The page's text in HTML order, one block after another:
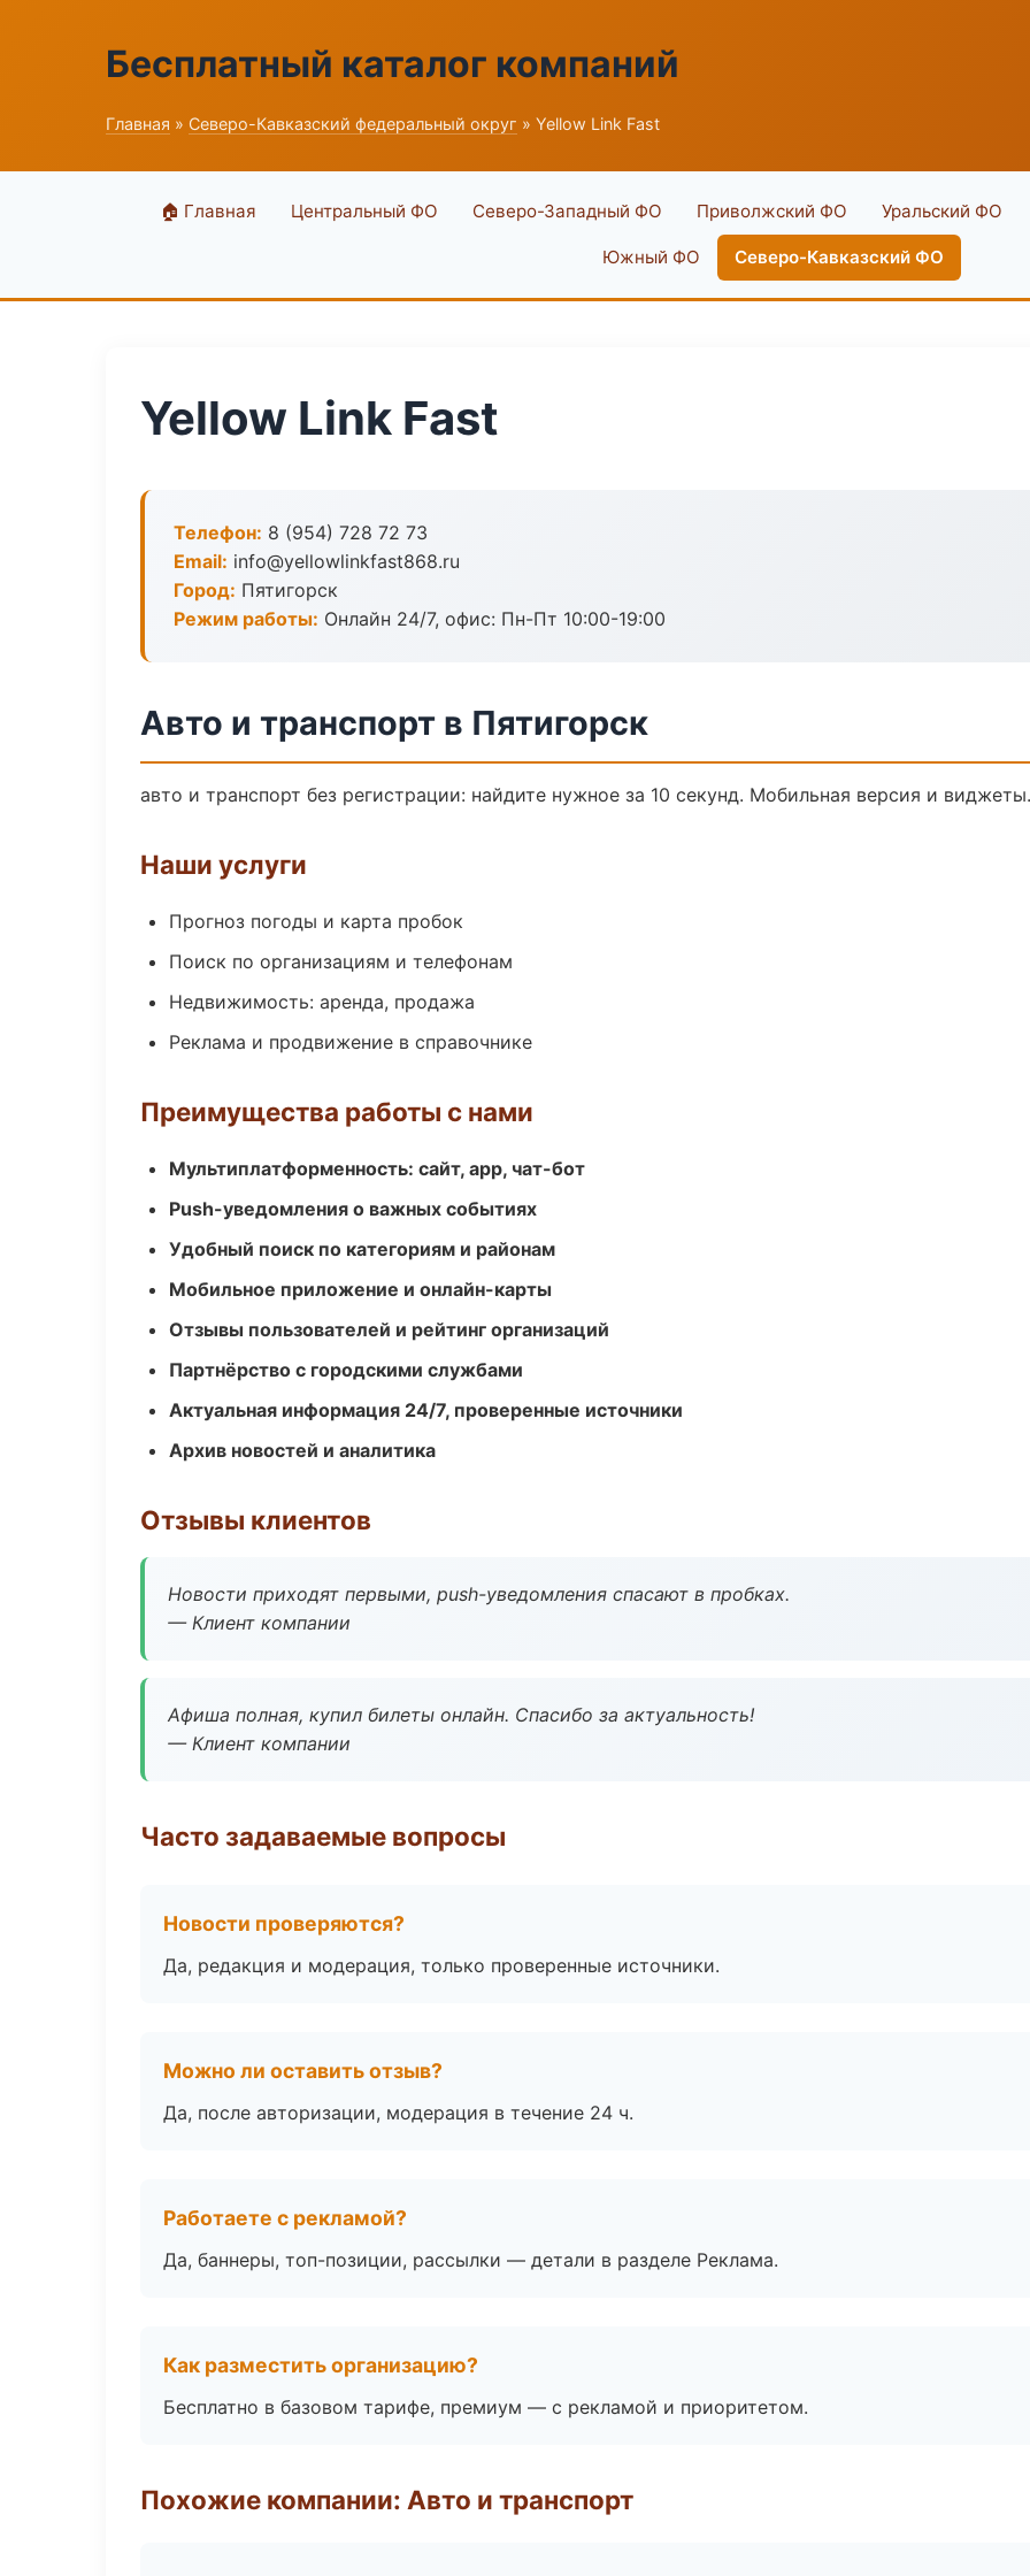
Бесплатный каталог компаний
Главная » Северо-Кавказский федеральный округ » Yellow Link Fast
🏠 Главная Центральный ФО Северо-Западный ФО Приволжский ФО Уральский ФО
Южный ФО Северо-Кавказский ФО
Yellow Link Fast
Телефон: 8 (954) 728 72 73
Email: info@yellowlinkfast868.ru
Город: Пятигорск
Режим работы: Онлайн 24/7, офис: Пн-Пт 10:00-19:00
Авто и транспорт в Пятигорск
авто и транспорт без регистрации: найдите нужное за 10 секунд. Мобильная версия и виджеты.
Наши услуги
Прогноз погоды и карта пробок
Поиск по организациям и телефонам
Недвижимость: аренда, продажа
Реклама и продвижение в справочнике
Преимущества работы с нами
Мультиплатформенность: сайт, app, чат-бот
Push-уведомления о важных событиях
Удобный поиск по категориям и районам
Мобильное приложение и онлайн-карты
Отзывы пользователей и рейтинг организаций
Партнёрство с городскими службами
Актуальная информация 24/7, проверенные источники
Архив новостей и аналитика
Отзывы клиентов
Новости приходят первыми, push-уведомления спасают в пробках.
— Клиент компании
Афиша полная, купил билеты онлайн. Спасибо за актуальность!
— Клиент компании
Часто задаваемые вопросы
Новости проверяются?
Да, редакция и модерация, только проверенные источники.
Можно ли оставить отзыв?
Да, после авторизации, модерация в течение 24 ч.
Работаете с рекламой?
Да, баннеры, топ-позиции, рассылки — детали в разделе Реклама.
Как разместить организацию?
Бесплатно в базовом тарифе, премиум — с рекламой и приоритетом.
Похожие компании: Авто и транспорт